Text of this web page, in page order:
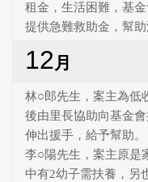
租金，生活困難，基
提供急難救助金，幫助
12月
林○郎先生，案主為低
後由里長協助向基金
伸出援手，給予幫助。
李○陽先生，案主原是
中有2幼子需扶養，另